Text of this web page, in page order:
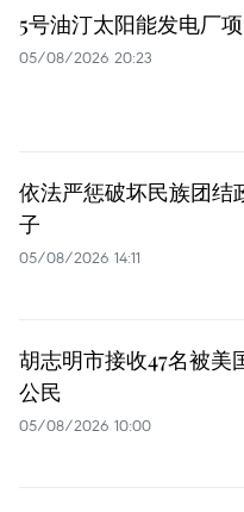
5号油汀太阳能发电厂
05/08/2026 20:23
依法严惩破坏民族团结
子
05/08/2026 14:11
胡志明市接收47名被美
公民
05/08/2026 10:00